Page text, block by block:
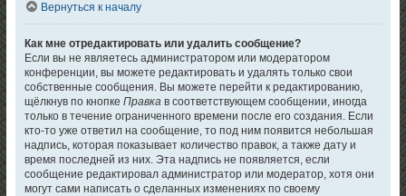
Вернуться к началу
Как мне отредактировать или удалить сообщение?
Если вы не являетесь администратором или модератором
конференции, вы можете редактировать и удалять только свои
собственные сообщения. Вы можете перейти к редактированию,
щёлкнув по кнопкеПравка в соответствующем сообщении, иногда
только в течение ограниченного времени после его создания. Если
кто-то уже ответил на сообщение, то под ним появится небольшая
надпись, которая показывает количество правок, а также дату и
время последней из них. Эта надпись не появляется, если
сообщение редактировал администратор или модератор, хотя они
могут сами написать о сделанных изменениях по своему